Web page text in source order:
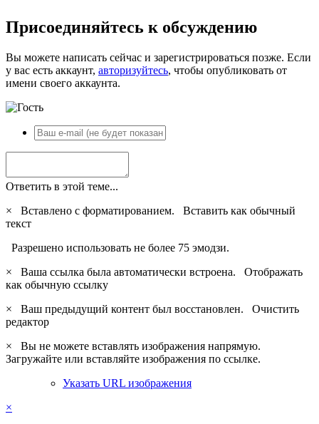
Присоединяйтесь к обсуждению
Вы можете написать сейчас и зарегистрироваться позже. Если
у вас есть аккаунт, авторизуйтесь, чтобы опубликовать от
имени своего аккаунта.
Ответить в этой теме...
×
Вставлено с форматированием. Вставить как обычный
текст
Разрешено использовать не более 75 эмодзи.
×
Ваша ссылка была автоматически встроена. Отображать
как обычную ссылку
×
Ваш предыдущий контент был восстановлен. Очистить
редактор
×
Вы не можете вставлять изображения напрямую.
Загружайте или вставляйте изображения по ссылке.
Указать URL изображения
×